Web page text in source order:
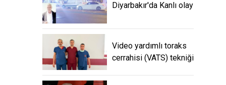
Diyarbakır'da Kanlı olay
Video yardımlı toraks
cerrahisi (VATS) tekniği